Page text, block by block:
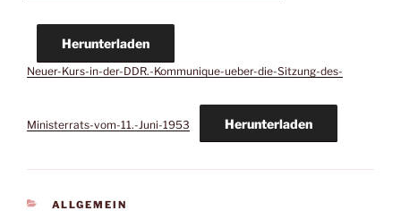
Herunterladen
Neuer-Kurs-in-der-DDR.-Kommunique-ueber-die-Sitzung-des-
Ministerrats-vom-11.-Juni-1953 Herunterladen
ALLGEMEIN